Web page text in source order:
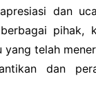
dan
pihak,
telah
dan